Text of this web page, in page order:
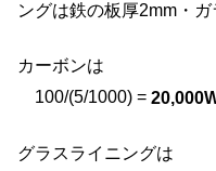
ングは鉄の板厚2mm・
カーボンは
100/(5/1000) =
グラスライニングは